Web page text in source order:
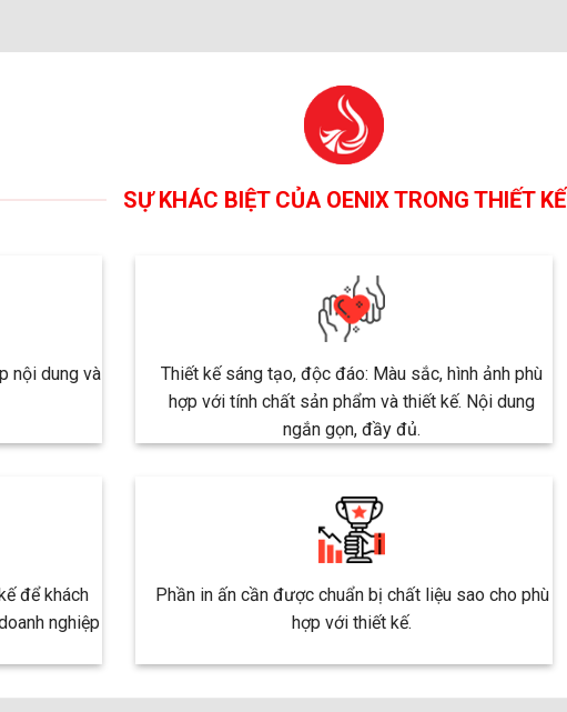
SỰ KHÁC BIỆT CỦA OENIX TRONG THIẾT KẾ
nội dung và
Thiết kế sáng tạo, độc đáo: Màu sắc, hình ảnh phù
hợp với tính chất sản phẩm và thiết kế. Nội dung
ngắn gọn, đầy đủ.
để khách
nghiệp
Phần in ấn cần được chuẩn bị chất liệu sao cho phù
hợp với thiết kế.